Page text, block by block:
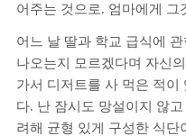
어주는 것으로. 엄마에게 그
어느 날 딸과 학교 급식에
나오는지 모르겠다며 자신
가서 디저트를 사 먹은 적이
다. 난 잠시도 망설이지 않
려해 균형 있게 구성한 식단